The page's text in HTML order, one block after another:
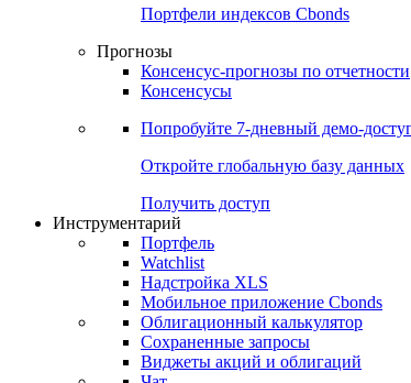
Soft Commodities
Виджет:
Портфели индексов Cbonds
Прогнозы
Консенсус-прогнозы по отчетности
Консенсусы
Попробуйте7-дневный
Откройте глобальную базу данных
Получить доступ
Инструментарий
Портфель
Watchlist
Надстройка XLS
Мобильное приложение Cbonds